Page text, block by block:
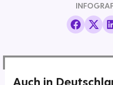
Auch in